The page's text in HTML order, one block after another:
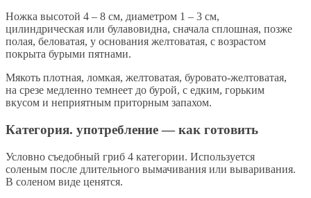
Ножка высотой 4 – 8 см, диаметром 1 – 3 см,
цилиндрическая или булавовидна, сначала сплошная, позже
полая, беловатая, у основания желтоватая, с возрастом
покрыта бурыми пятнами.
Мякоть плотная, ломкая, желтоватая, буровато-желтоватая,
на срезе медленно темнеет до бурой, с едким, горьким
вкусом и неприятным приторным запахом.
Категория. употребление — как готовить
Условно съедобный гриб 4 категории. Используется
соленым после длительного вымачивания или вываривания.
В соленом виде ценятся.